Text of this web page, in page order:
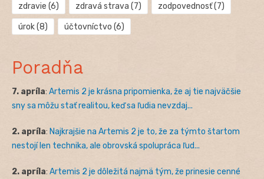
zdravie (6) zdravá strava (7) zodpovednosť(7)
úrok(8) účtovníctvo (6)
Poradňa
7. apríla: Artemis 2 je krásna pripomienka, že aj tie najväčšie
sny sa môžu stať realitou, keď sa ľudia nevzdaj...
2. apríla: Najkrajšie na Artemis 2 je to, že za týmto štartom
nestojí len technika, ale obrovská spolupráca ľud...
2. apríla: Artemis 2 je dôležitá najmä tým, že prinesie cenné